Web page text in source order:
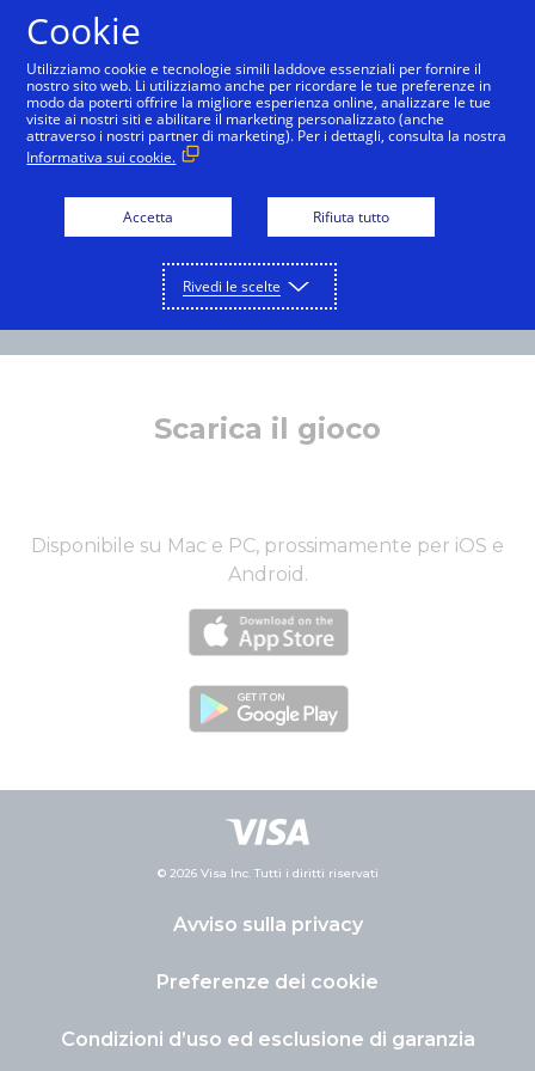
Italiano
Scarica il gioco
Disponibile su Mac e PC, prossimamente per iOS e
Android.
© 2026 Visa Inc. Tutti i diritti riservati
Avviso sulla privacy
Preferenze dei cookie
Condizioni d’uso ed esclusione di garanzia
Cookie
Utilizziamo cookie e tecnologie simili laddove essenziali per fornire il
nostro sito web. Li utilizziamo anche per ricordare le tue preferenze in
modo da poterti offrire la migliore esperienza online, analizzare le tue
visite ai nostri siti e abilitare il marketing personalizzato (anche
attraverso i nostri partner di marketing). Per i dettagli, consulta la nostra
Informativa sui cookie.
Accetta Rifiuta tutto
Rivedi le scelte